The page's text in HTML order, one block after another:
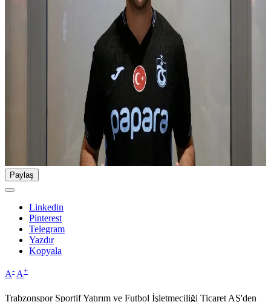
Paylaş
Linkedin
Pinterest
Telegram
Yazdır
Kopyala
A- A+
Trabzonspor Sportif Yatırım ve Futbol İşletmeciliği Ticaret AŞ'den